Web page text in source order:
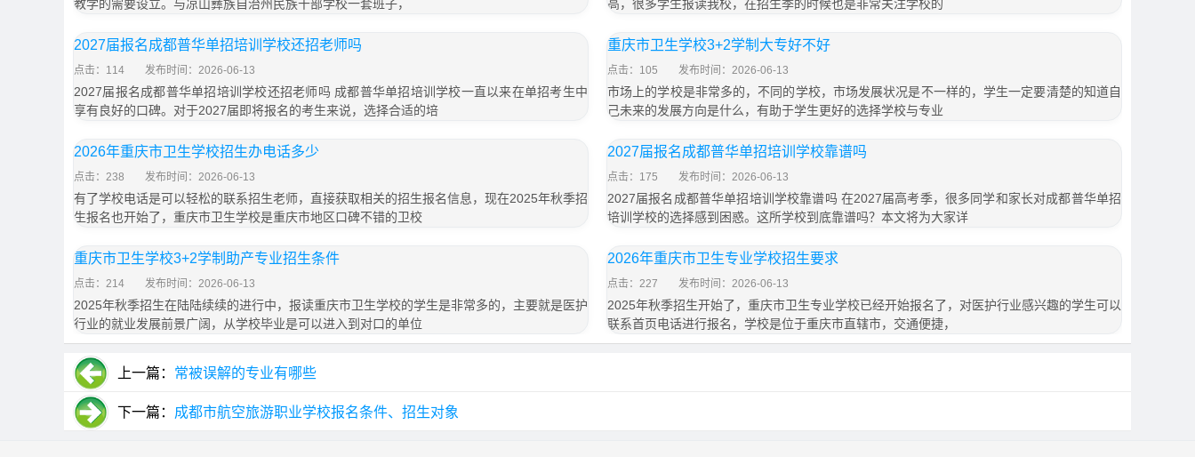
教学的需要设立。与凉山彝族自治州民族干部学校一套班子，
高，很多学生报读我校，在招生季的时候也是非常关注学校的
2027届报名成都普华单招培训学校还招老师吗
点击：114 发布时间：2026-06-13
2027届报名成都普华单招培训学校还招老师吗 成都普华单招培训学校一直以来在单招考生中
享有良好的口碑。对于2027届即将报名的考生来说，选择合适的培
重庆市卫生学校3+2学制大专好不好
点击：105 发布时间：2026-06-13
市场上的学校是非常多的，不同的学校，市场发展状况是不一样的，学生一定要清楚的知道自
己未来的发展方向是什么，有助于学生更好的选择学校与专业
2026年重庆市卫生学校招生办电话多少
点击：238 发布时间：2026-06-13
有了学校电话是可以轻松的联系招生老师，直接获取相关的招生报名信息，现在2025年秋季招
生报名也开始了，重庆市卫生学校是重庆市地区口碑不错的卫校
2027届报名成都普华单招培训学校靠谱吗
点击：175 发布时间：2026-06-13
2027届报名成都普华单招培训学校靠谱吗 在2027届高考季，很多同学和家长对成都普华单招
培训学校的选择感到困惑。这所学校到底靠谱吗？本文将为大家详
重庆市卫生学校3+2学制助产专业招生条件
点击：214 发布时间：2026-06-13
2025年秋季招生在陆陆续续的进行中，报读重庆市卫生学校的学生是非常多的，主要就是医护
行业的就业发展前景广阔，从学校毕业是可以进入到对口的单位
2026年重庆市卫生专业学校招生要求
点击：227 发布时间：2026-06-13
2025年秋季招生开始了，重庆市卫生专业学校已经开始报名了，对医护行业感兴趣的学生可以
联系首页电话进行报名，学校是位于重庆市直辖市，交通便捷，
上一篇： 常被误解的专业有哪些
下一篇： 成都市航空旅游职业学校报名条件、招生对象